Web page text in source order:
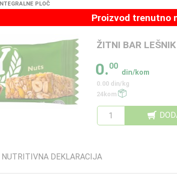
INTEGRALNE PLOČ
Proizvod trenutno
ŽITNI BAR
0.00
din/kom
0.00 din/kg
24kom
NUTRITIVNA DEKLARACIJA